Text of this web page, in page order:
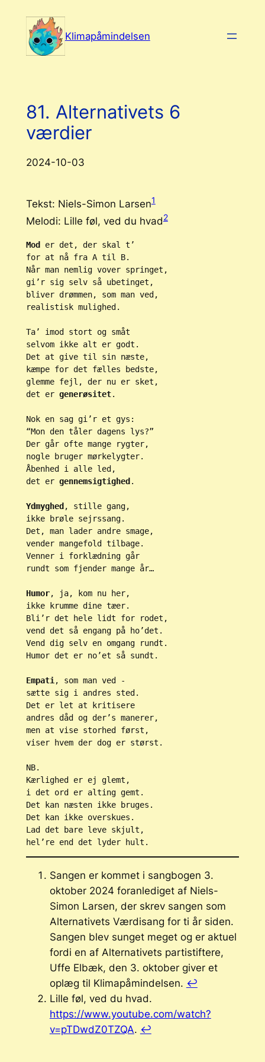
indhold
Klimapåmindelsen
81. Alternativets 6
værdier
2024-10-03
Tekst: Niels-Simon Larsen1
Melodi: Lille føl, ved du hvad2
Mod er det, der skal t’
for at nå fra A til B.
Når man nemlig vover springet,
gi’r sig selv så ubetinget,
bliver drømmen, som man ved,
realistisk mulighed.
Ta’ imod stort og småt
selvom ikke alt er godt.
Det at give til sin næste,
kæmpe for det fælles bedste,
glemme fejl, der nu er sket,
det er generøsitet.
Nok en sag gi’r et gys:
“Mon den tåler dagens lys?”
Der går ofte mange rygter,
nogle bruger mørkelygter.
Åbenhed i alle led,
det er gennemsigtighed.
Ydmyghed, stille gang,
ikke brøle sejrssang.
Det, man lader andre smage,
vender mangefold tilbage.
Venner i forklædning går
rundt som fjender mange år…
Humor, ja, kom nu her,
ikke krumme dine tæer.
Bli’r det hele lidt for rodet,
vend det så engang på ho’det.
Vend dig selv en omgang rundt.
Humor det er no’et så sundt.
Empati , som man ved -
sætte sig i andres sted.
Det er let at kritisere
andres dåd og der’s manerer,
men at vise storhed først,
viser hvem der dog er størst.
NB.
Kærlighed er ej glemt,
i det ord er alting gemt.
Det kan næsten ikke bruges.
Det kan ikke overskues.
Lad det bare leve skjult,
hel’re end det lyder hult.
Sangen er kommet i sangbogen 3.
oktober 2024 foranlediget af Niels-
Simon Larsen, der skrev sangen som
Alternativets Værdisang for ti år siden.
Sangen blev sunget meget og er aktuel
fordi en af Alternativets partistiftere,
Uffe Elbæk, den 3. oktober giver et
oplæg til Klimapåmindelsen. ↩︎
Lille føl, ved du hvad.
https://www.youtube.com/watch?
v=pTDwdZ0TZQA. ↩︎